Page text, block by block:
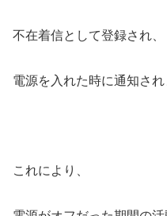
不在着信として登録され、
電源を入れた時に通知され
これにより、